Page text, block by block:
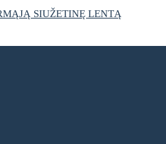
SIUŽETINĘ LENTĄ